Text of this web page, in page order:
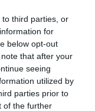
third parties, or
for
below opt-out
that after your
seeing
utilized by
parties prior to
of the further